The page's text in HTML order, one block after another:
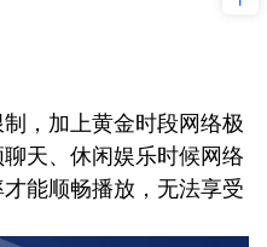
，加上黄金时段网络极
天、休闲娱乐时候网络
能顺畅播放，无法享受